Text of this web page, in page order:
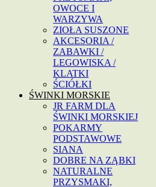
OWOCE I
WARZYWA
ZIOŁA SUSZONE
AKCESORIA /
ZABAWKI /
LEGOWISKA /
KLATKI
ŚCIÓŁKI
ŚWINKI MORSKIE
JR FARM DLA
ŚWINKI MORSKIEJ
POKARMY
PODSTAWOWE
SIANA
DOBRE NA ZĄBKI
NATURALNE
PRZYSMAKI,